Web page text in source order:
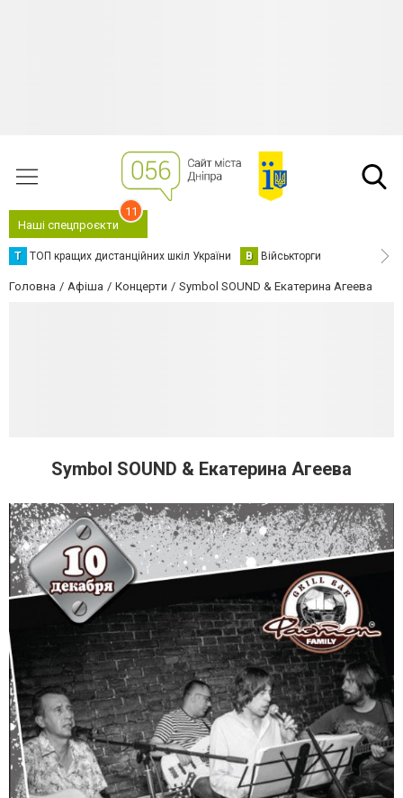
Наші спецпроєкти
11
Т ТОП кращих дистанційних шкіл України В Військторги
Головна Афіша Концерти Symbol SOUND & Екатерина Агеева
Symbol SOUND & Екатерина Агеева